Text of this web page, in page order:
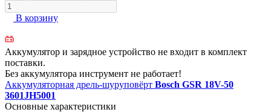
В корзину
Аккумулятор и зарядное устройство не входит в комплект
поставки.
Без аккумулятора инструмент не работает!
Аккумуляторная дрель-шуруповёрт Bosch GSR 18V-50
3601JH5001
Основные характеристики